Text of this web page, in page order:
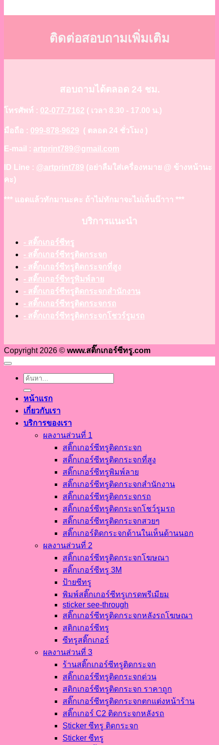
ติดต่อสอบถามเพิ่มเติม
สอบถามได้ตลอด 24 ชม.
โทรศัพท์ : 02-077-7162 ( เวลา 8.30 - 17.00 น.)
มือถือ : 099-878-9629 ( ตลอด 24 ชั่วโมง )
E-mail : artprint789@gmail.com
ID Line : @artprint789 (อย่าลืมใส่เครื่องหมาย @ ข้างหน้านะ
คะ)
*** แอดแล้วทักมานะคะ ถ้าไม่ทักมาจะไม่เห็นน๊าาา ***
บริการแนะนำ
- สติ๊กเกอร์ซีทรู
- สติ๊กเกอร์ซีทรูติดกระจก
- สติ๊กเกอร์ซีทรูติดกระจกที่สูง
- สติ๊กเกอร์ซีทรูพิมพ์ลาย
- สติ๊กเกอร์ซีทรูติดกระจกสำนักงาน
- สติ๊กเกอร์ซีทรูติดกระจกรถ
- สติ๊กเกอร์ซีทรูติดกระจกโชวร์รูมรถ
Copyright 2026 © www.สติ๊กเกอร์ซีทรู.com
หน้าแรก
เกี่ยวกับเรา
บริการของเรา
ผลงานส่วนที่ 1
สติ๊กเกอร์ซีทรูติดกระจก
สติ๊กเกอร์ซีทรูติดกระจกที่สูง
สติ๊กเกอร์ซีทรูพิมพ์ลาย
สติ๊กเกอร์ซีทรูติดกระจกสำนักงาน
สติ๊กเกอร์ซีทรูติดกระจกรถ
สติ๊กเกอร์ซีทรูติดกระจกโชว์รูมรถ
สติ๊กเกอร์ซีทรูติดกระจกสวยๆ
สติ๊กเกอร์ติดกระจกด้านในเห็นด้านนอก
ผลงานส่วนที่ 2
สติ๊กเกอร์ซีทรูติดกระจกโฆษณา
สติ๊กเกอร์ซีทรู 3M
ป้ายซีทรู
พิมพ์สติ๊กเกอร์ซีทรูเกรดพรีเมียม
sticker see-through
สติ๊กเกอร์ซีทรูติดกระจกหลังรถโฆษณา
สติกเกอร์ซีทรู
ซีทรูสติ๊กเกอร์
ผลงานส่วนที่ 3
ร้านสติ๊กเกอร์ซีทรูติดกระจก
สติ๊กเกอร์ซีทรูติดกระจกด่วน
สติกเกอร์ซีทรูติดกระจก ราคาถูก
สติ๊กเกอร์ซีทรูติดกระจกตกแต่งหน้าร้าน
สติ๊กเกอร์ C2 ติดกระจกหลังรถ
Sticker ซีทรู ติดกระจก
Sticker ซีทรู